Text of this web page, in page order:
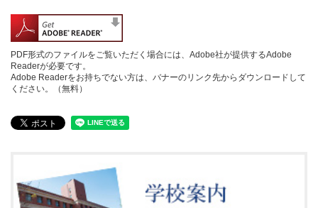
PDF形式のファイルをご覧いただく場合には、Adobe社が提供するAdobe
Readerが必要です。
Adobe Readerをお持ちでない方は、バナーのリンク先からダウンロードして
ください。（無料）